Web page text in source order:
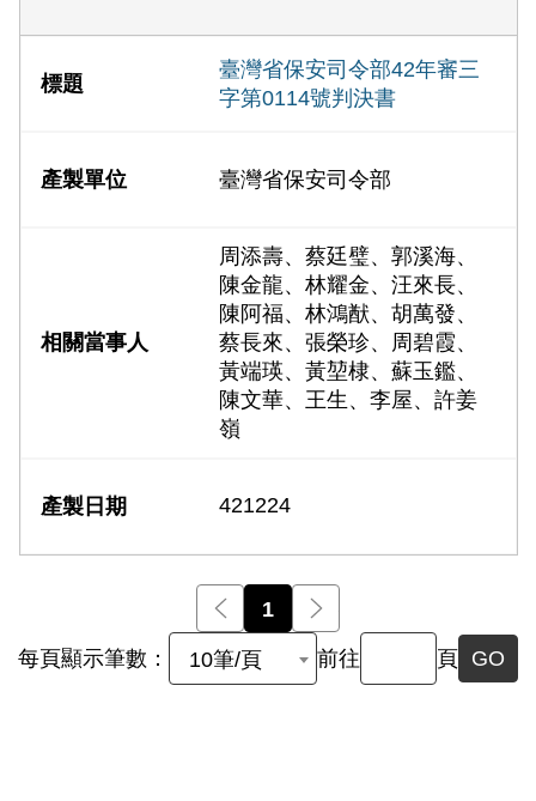
臺灣省保安司令部42年審三
字第0114號判決書
臺灣省保安司令部
周添壽、蔡廷璧、郭溪海、
陳金龍、林耀金、汪來長、
陳阿福、林鴻猷、胡萬發、
蔡長來、張榮珍、周碧霞、
黃端瑛、黃堃棣、蘇玉鑑、
陳文華、王生、李屋、許姜
嶺
421224
前一頁
1
每頁顯示筆數： 10筆/頁 前往 頁 GO